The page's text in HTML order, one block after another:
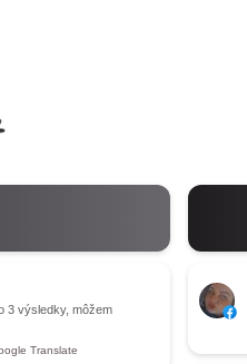
3 výsledky, môžem
Translate